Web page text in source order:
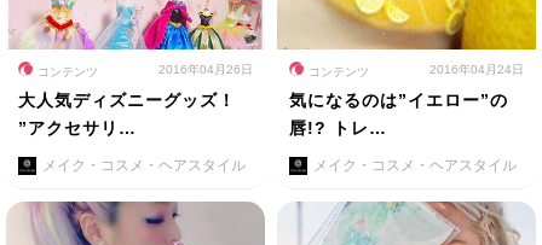
コンテンツ 2016年04月26日
大人気ディズニーグッズ！
”アクセサリ…
メイク・コスメ・ヘアスタイル
コンテンツ 2016年04月24日
気になるのは”イエロー”の
唇!? トレ…
メイク・コスメ・ヘアスタイル